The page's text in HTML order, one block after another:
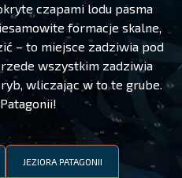
czapami lodu pasma
formacje skalne,
– to miejsce zadziwia pod
wszystkim zadziwia
wliczając w to te grube.
JEZIORA PATAGONII